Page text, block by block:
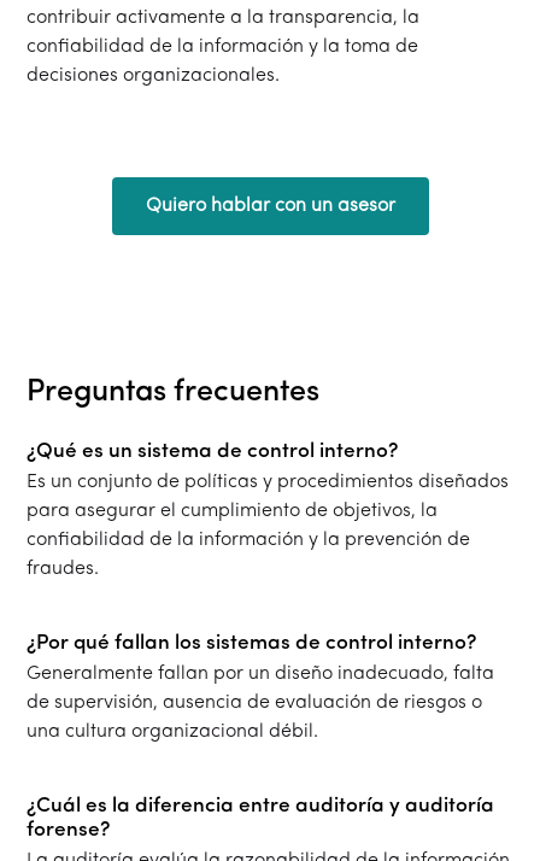
contribuir activamente a la transparencia, la
confiabilidad de la información y la toma de
decisiones organizacionales.
Quiero hablar con un asesor
Preguntas frecuentes
¿Qué es un sistema de control interno?
Es un conjunto de políticas y procedimientos diseñados
para asegurar el cumplimiento de objetivos, la
confiabilidad de la información y la prevención de
fraudes.
¿Por qué fallan los sistemas de control interno?
Generalmente fallan por un diseño inadecuado, falta
de supervisión, ausencia de evaluación de riesgos o
una cultura organizacional débil.
¿Cuál es la diferencia entre auditoría y auditoría
forense?